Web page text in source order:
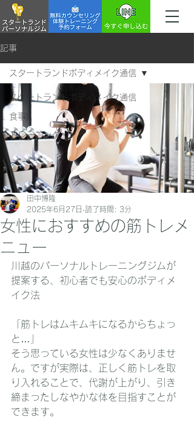
記事
スタートランドボディメイク通信
食事
トレーニング
スタートランドボディメイク通信
女性におすすめの筋トレメ
ニュー
田中博隆
2025年6月27日 読了時間: 3分
川越のパーソナルトレーニングジムが
提案する、初心者でも安心のボディメ
イク法
「筋トレはムキムキになるからちょっ
と…」
そう思っている女性は少なくありませ
ん。ですが実際は、正しく筋トレを取
り入れることで、代謝が上がり、引き
締まったしなやかな体を目指すことが
できます。